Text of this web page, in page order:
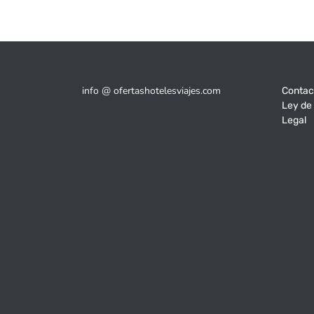
info @ ofertashotelesviajes.com
Ley
Legal